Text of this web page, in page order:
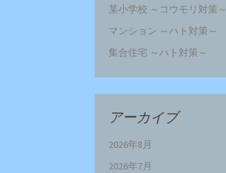
某小学校 ～コウモリ対策～
マンション ～ハト対策～
集合住宅 ～ハト対策～
アーカイブ
2026年8月
2026年7月